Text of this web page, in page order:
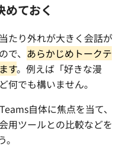
ておく
たり外れが大きく会話が
、 あらかじめトークテ
す。例えば「好きな漫
何でも構いません。
Teams自体に焦点を当て、
用ツールとの比較などを